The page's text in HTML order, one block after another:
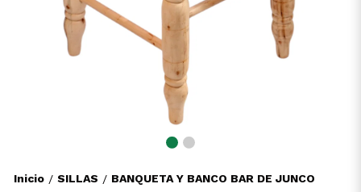
Inicio / SILLAS / BANQUETA Y BANCO BAR DE JUNCO